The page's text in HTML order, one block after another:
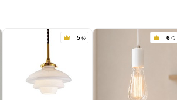
5 位 6 位